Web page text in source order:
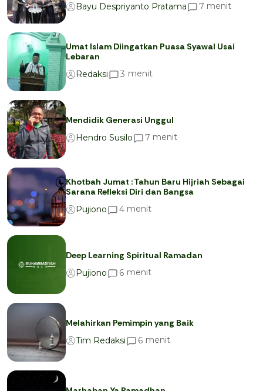
Bayu Despriyanto Pratama
7 menit
Umat Islam Diingatkan Puasa Syawal Usai
Lebaran
Redaksi
3 menit
Mendidik Generasi Unggul
Hendro Susilo
7 menit
Khotbah Jumat : Tahun Baru Hijriah Sebagai
Sarana Refleksi Diri dan Bangsa
Pujiono
4 menit
Deep Learning Spiritual Ramadan
Pujiono
6 menit
Melahirkan Pemimpin yang Baik
Tim Redaksi
6 menit